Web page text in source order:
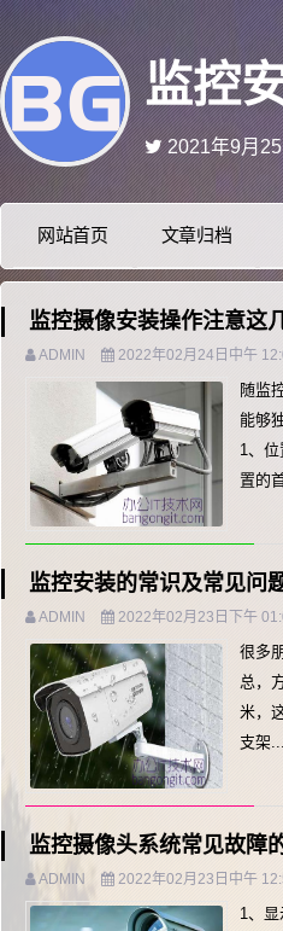
监控
2021年4月5
2021年1月25
2020年6月7
2021年12月
2021年9月25
网站首页 文章归档
监控摄像安装操作注意这
ADMIN 2022年02月24日中午
随监
能够
1、
置的
监控安装的常识及常见问
ADMIN 2022年02月23日下午
很多
总，
米，
支架...
监控摄像头系统常见故障
ADMIN 2022年02月23日中午
1、